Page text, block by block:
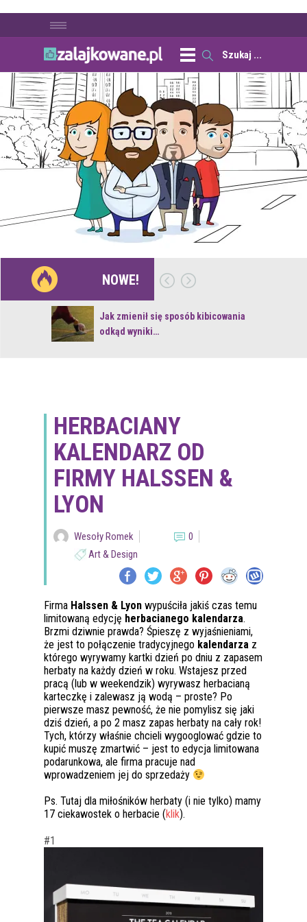
NOWE!
Jak zmienił się sposób kibicowania
odkąd wyniki…
HERBACIANY
KALENDARZ OD
FIRMY HALSSEN &
LYON
Wesoły Romek
0
Art & Design
Firma Halssen & Lyon wypuściła jakiś czas temu
limitowaną edycję herbacianego kalendarza.
Brzmi dziwnie prawda? Śpieszę z wyjaśnieniami,
że jest to połączenie tradycyjnego kalendarza z
którego wyrywamy kartki dzień po dniu z zapasem
herbaty na każdy dzień w roku. Wstajesz przed
pracą (lub w weekendzik) wyrywasz herbacianą
karteczkę i zalewasz ją wodą – proste? Po
pierwsze masz pewność, że nie pomylisz się jaki
dziś dzień, a po 2 masz zapas herbaty na cały rok!
Tych, którzy właśnie chcieli wygooglować gdzie to
kupić muszę zmartwić – jest to edycja limitowana
podarunkowa, ale firma pracuje nad
wprowadzeniem jej do sprzedaży
Ps. Tutaj dla miłośników herbaty (i nie tylko) mamy
17 ciekawostek o herbacie (klik).
#1